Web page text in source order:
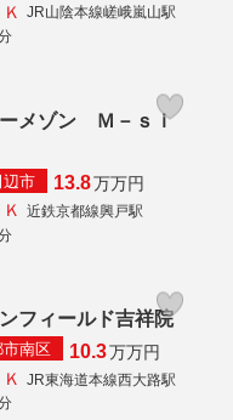
JR山陰本線嵯峨嵐山駅
メゾン Ｍ－ｓｉ
辺市 13.8万万円
近鉄京都線興戸駅
フィールド吉祥院
市南区 10.3万万円
JR東海道本線西大路駅